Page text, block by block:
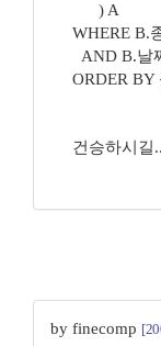
) A
WHERE B.
AND B.날
ORDER BY
건승하시길
by finecomp